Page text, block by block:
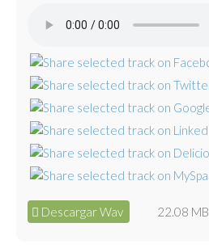
Descargar Wav 22.08 MB